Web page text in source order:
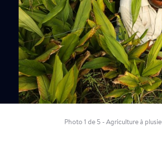
Photo 1 de 5 - Agriculture à
Pistolets à eau